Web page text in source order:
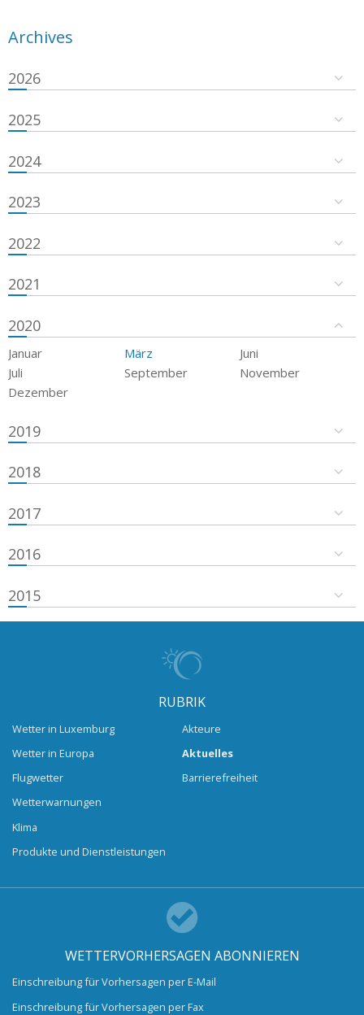
Archives
2026
2025
2024
2023
2022
2021
2020
Januar März
Juni
Juli
September
November
Dezember
2019
2018
2017
2016
2015
RUBRIK
Wetter in Luxemburg
Wetter in Europa
Flugwetter
Wetterwarnungen
Klima
Produkte und Dienstleistungen
Akteure
Aktuelles
Barrierefreiheit
WETTERVORHERSAGEN ABONNIEREN
Einschreibung für Vorhersagen per E-Mail
Einschreibung für Vorhersagen per Fax